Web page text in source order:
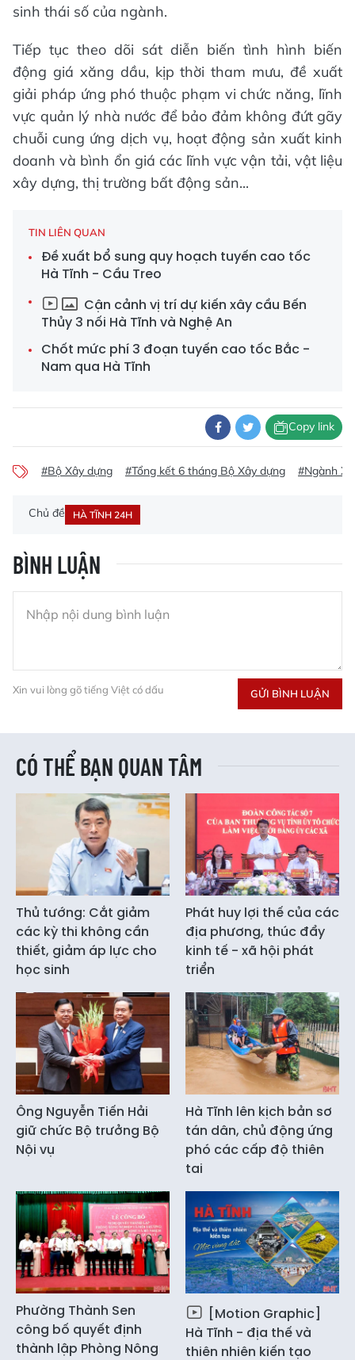
sinh thái số của ngành.
Tiếp tục theo dõi sát diễn biến tình hình biến
động giá xăng dầu, kịp thời tham mưu, đề xuất
giải pháp ứng phó thuộc phạm vi chức năng, lĩnh
vực quản lý nhà nước để bảo đảm không đứt gãy
chuỗi cung ứng dịch vụ, hoạt động sản xuất kinh
doanh và bình ổn giá các lĩnh vực vận tải, vật liệu
xây dựng, thị trường bất động sản...
TIN LIÊN QUAN
Đề xuất bổ sung quy hoạch tuyến cao tốc
Hà Tĩnh - Cầu Treo
Cận cảnh vị trí dự kiến xây cầu Bến
Thủy 3 nối Hà Tĩnh và Nghệ An
Chốt mức phí 3 đoạn tuyến cao tốc Bắc -
Nam qua Hà Tĩnh
Copy link
#Bộ Xây dựng #Tổng kết 6 tháng Bộ Xây dựng #Ngành
Chủ đề HÀ TĨNH 24H
BÌNH LUẬN
Xin vui lòng gõ tiếng Việt có dấu GỬI BÌNH LUẬN
CÓ THỂ BẠN QUAN TÂM
Thủ tướng: Cắt giảm
các kỳ thi không cần
thiết, giảm áp lực cho
học sinh
Phát huy lợi thế của các
địa phương, thúc đẩy
kinh tế - xã hội phát
triển
Ông Nguyễn Tiến Hải
giữ chức Bộ trưởng Bộ
Nội vụ
Hà Tĩnh lên kịch bản sơ
tán dân, chủ động ứng
phó các cấp độ thiên
tai
Phường Thành Sen
công bố quyết định
thành lập Phòng Nông
[Motion Graphic]
Hà Tĩnh - địa thế và
thiên nhiên kiến tạo